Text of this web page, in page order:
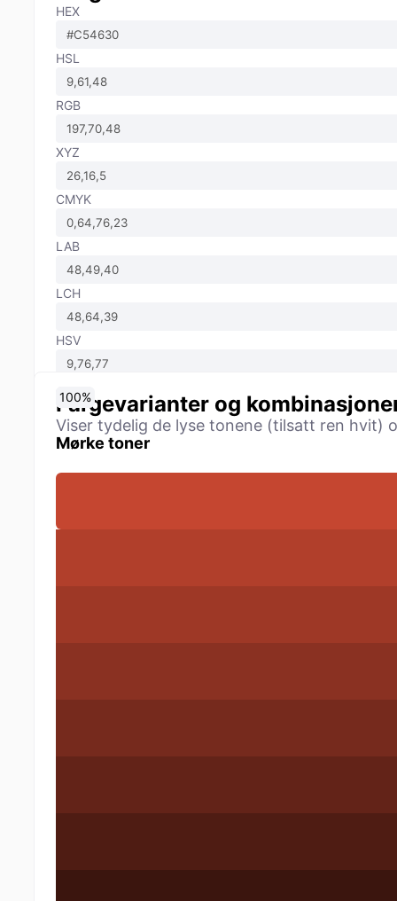
HEX
HSL
RGB
XYZ
CMYK
LAB
LCH
HSV
Fargevarianter og
Viser tydelig de lyse tonene (tilsatt ren hvit)
Mørke toner
0%
10%
20%
30%
40%
50%
60%
70%
80%
90%
100%